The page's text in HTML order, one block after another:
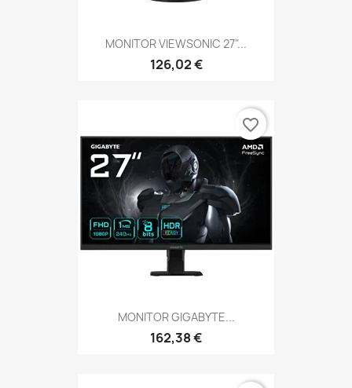
MONITOR VIEWSONIC 27"...
126,02 €
MONITOR GIGABYTE...
162,38 €
favorite_border